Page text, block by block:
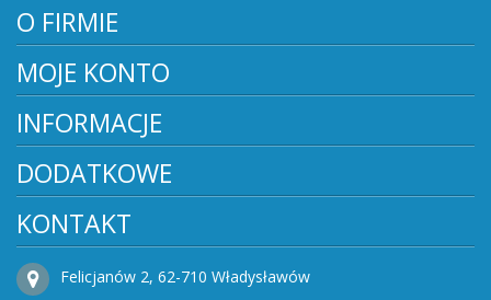
O FIRMIE
MOJE KONTO
INFORMACJE
DODATKOWE
KONTAKT
Felicjanów 2, 62-710 Władysławów